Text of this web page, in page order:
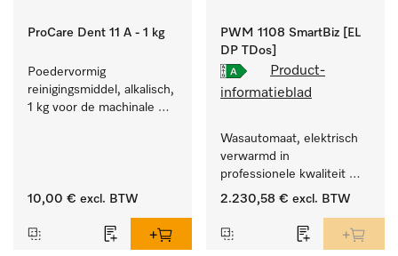
ProCare Dent 11 A - 1 kg
Poedervormig
reinigingsmiddel, alkalisch,
1 kg voor de machinale
10,00 € excl. BTW
PWM 1108 SmartBiz [EL
DP TDos]
Product-
informatieblad
Wasautomaat, elektrisch
verwarmd in
professionele kwaliteit
met een programmaduur
dosering.
2.230,58 € excl. BTW